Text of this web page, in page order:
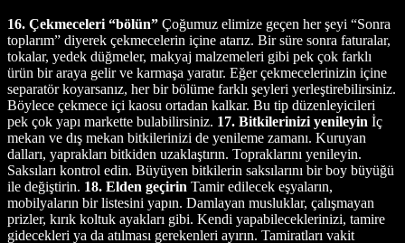
16. Çekmeceleri “bölün” Çoğumuz elimize geçen her şeyi “Sonra
toplarım” diyerek çekmecelerin içine atarız. Bir süre sonra faturalar,
tokalar, yedek düğmeler, makyaj malzemeleri gibi pek çok farklı
ürün bir araya gelir ve karmaşa yaratır. Eğer çekmecelerinizin içine
separatör koyarsanız, her bir bölüme farklı şeyleri yerleştirebilirsiniz.
Böylece çekmece içi kaosu ortadan kalkar. Bu tip düzenleyicileri
pek çok yapı markette bulabilirsiniz. 17. Bitkilerinizi yenileyin İç
mekan ve dış mekan bitkilerinizi de yenileme zamanı. Kuruyan
dalları, yaprakları bitkiden uzaklaştırın. Topraklarını yenileyin.
Saksıları kontrol edin. Büyüyen bitkilerin saksılarını bir boy büyüğü
ile değiştirin. 18. Elden geçirin Tamir edilecek eşyaların,
mobilyaların bir listesini yapın. Damlayan musluklar, çalışmayan
prizler, kırık koltuk ayakları gibi. Kendi yapabileceklerinizi, tamire
gidecekleri ya da atılması gerekenleri ayırın. Tamiratları vakit